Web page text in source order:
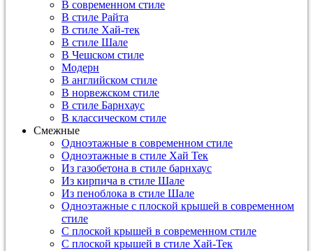
В современном стиле
В стиле Райта
В стиле Хай-тек
В стиле Шале
В Чешском стиле
Модерн
В английском стиле
В норвежском стиле
В стиле Барнхаус
В классическом стиле
Смежные
Одноэтажные в современном стиле
Одноэтажные в стиле Хай Тек
Из газобетона в стиле барнхаус
Из кирпича в стиле Шале
Из пеноблока в стиле Шале
Одноэтажные с плоской крышей в современном
стиле
С плоской крышей в современном стиле
С плоской крышей в стиле Хай-Тек